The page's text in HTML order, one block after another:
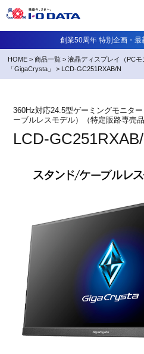
創業50周年 特別企画・最
HOME >商品一覧 >液晶ディスプレイ（PCモ
「GigaCrysta」
> LCD-GC251RXAB/N
360Hz対応24.5型ゲーミングモニタ
ーブルレスモデル）​（特定販路専売品
LCD-